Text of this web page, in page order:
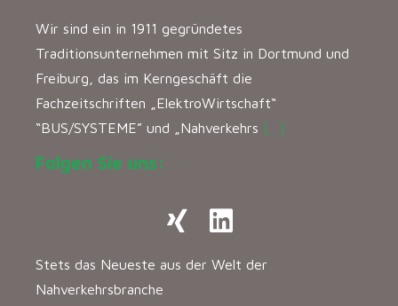
Wir sind ein in 1911 gegründetes
Traditionsunternehmen mit Sitz in Dortmund und
Freiburg, das im Kerngeschäft die
Fachzeitschriften „ElektroWirtschaft“
“BUS/SYSTEME” und „Nahverkehrs […]
Folgen Sie uns:
Stets das Neueste aus der Welt der
Nahverkehrsbranche